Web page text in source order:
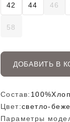
42
44 46
58
ДОБАВИТЬ В
Состав:
Цвет:светло-
Параметры